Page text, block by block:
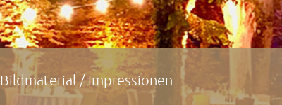
Bildmaterial / Impressionen